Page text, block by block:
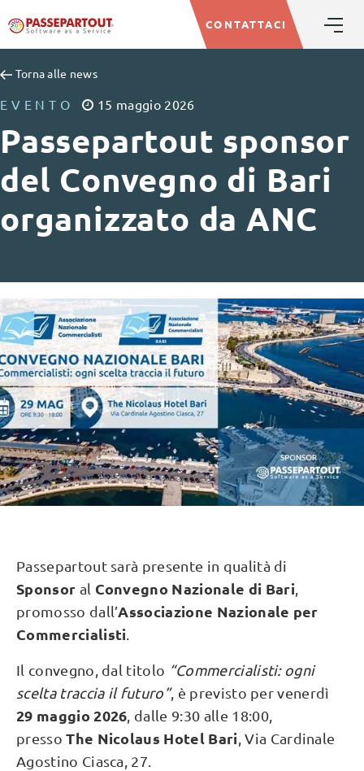
CONTATTACI
Torna alle news
EVENTO 15 maggio 2026
Passepartout sponsor
del Convegno di Bari
organizzato da ANC
Passepartout sarà presente in qualità di
Sponsor al Convegno Nazionale di Bari,
promosso dall’Associazione Nazionale per
Commercialisti
Il convegno, dal titolo “Commercialisti: ogni
scelta traccia il futuro”, è previsto per venerdì
29 maggio 2026 , dalle 9:30 alle 18:00,
pressoThe Nicolaus Hotel Bari , Via Cardinale
Agostino Ciasca, 27.